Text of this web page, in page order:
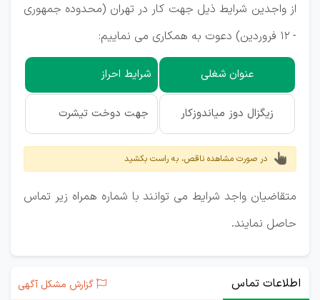
از واجدین شرایط ذیل جهت کار در تهران (محدوده جمهوری
- 12 فروردین) دعوت به همکاری می نماییم:
عنوان شغلی شرایط احراز
زیگزال دوز میاندوزکار جهت دوخت تیشرت
در صورت مشاهده ناقص، به راست بکشید
متقاضیان واجد شرایط می توانند با شماره همراه زیر تماس
حاصل نمایند.
اطلاعات تماس گزارش مشکل آگهی